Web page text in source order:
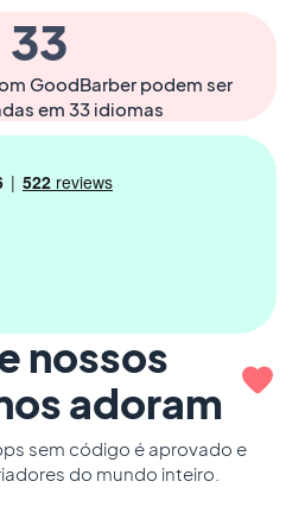
33
GoodBarber podem ser
em 33 idiomas
nossos
adoram
sem código é aprovado e
do mundo inteiro.